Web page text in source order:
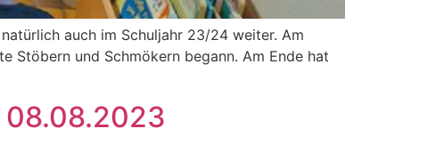
auch im Schuljahr 23/24 weiter. Am
Stöbern und Schmökern begann. Am Ende hat
08.08.2023